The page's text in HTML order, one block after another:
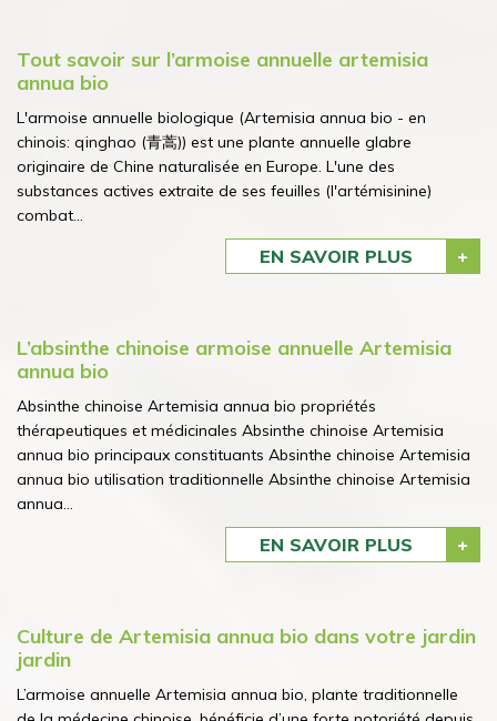
Tout savoir sur l’armoise annuelle artemisia
annua bio
L'armoise annuelle biologique (Artemisia annua bio - en
chinois: qinghao (青蒿)) est une plante annuelle glabre
originaire de Chine naturalisée en Europe. L'une des
substances actives extraite de ses feuilles (l'artémisinine)
combat...
EN SAVOIR PLUS
L’absinthe chinoise armoise annuelle Artemisia
annua bio
Absinthe chinoise Artemisia annua bio propriétés
thérapeutiques et médicinales Absinthe chinoise Artemisia
annua bio principaux constituants Absinthe chinoise Artemisia
annua bio utilisation traditionnelle Absinthe chinoise Artemisia
annua...
EN SAVOIR PLUS
Culture de Artemisia annua bio dans votre jardin
jardin
L’armoise annuelle Artemisia annua bio, plante traditionnelle